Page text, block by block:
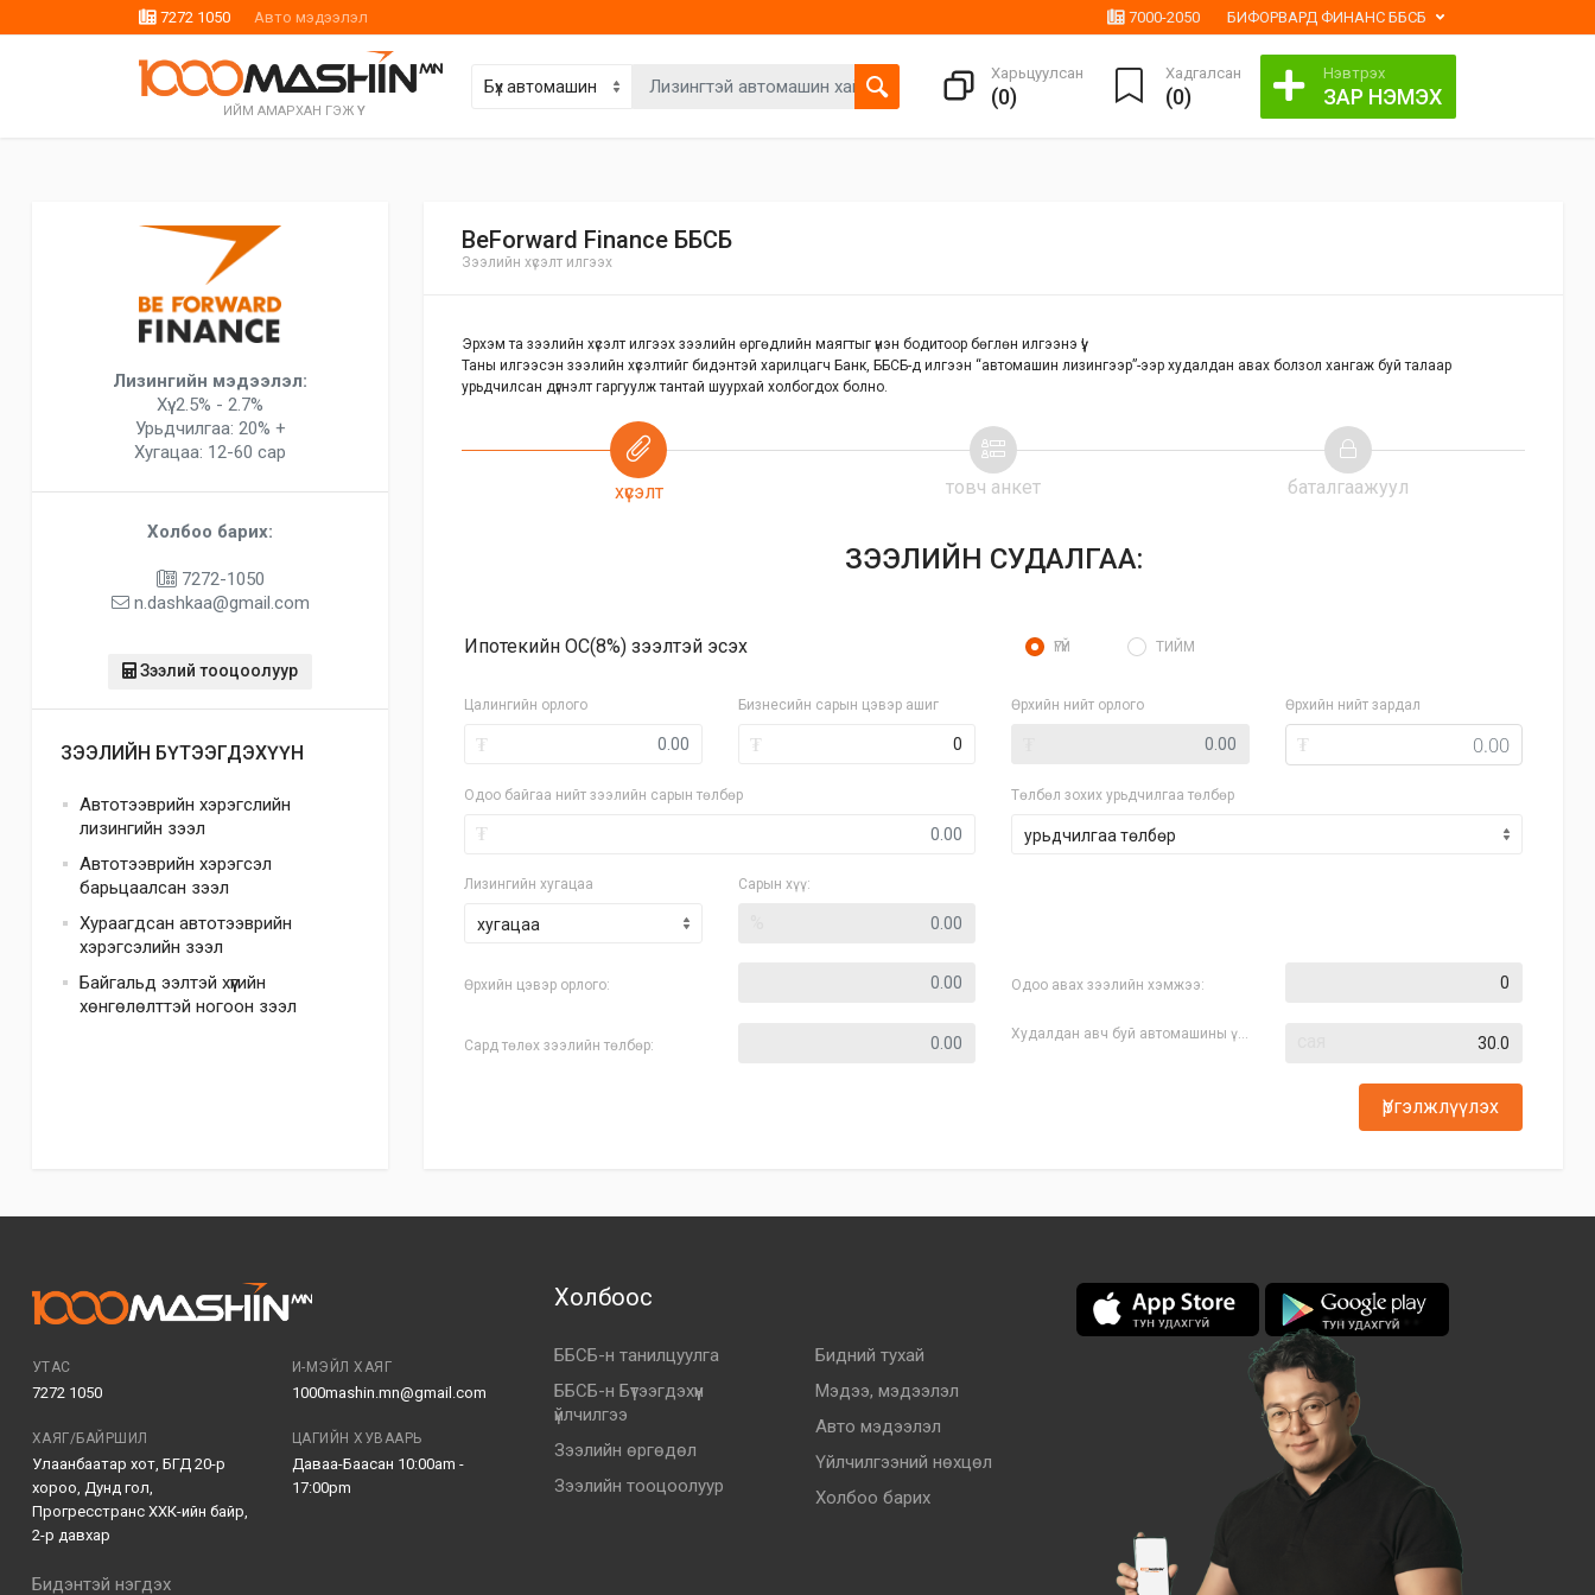
7272 1050 Авто мэдээлэл 7000-2050 БИФОРВАРД ФИНАНС ББСБ
ИЙМ АМАРХАН ГЭЖ ҮҮ
Харьцуулсан
(0)
Хадгалсан
(0)
Нэвтрэх
ЗАР НЭМЭХ
Лизингийн мэдээлэл:
Хүү: 2.5% - 2.7%
Урьдчилгаа: 20% +
Хугацаа: 12-60 сар
Холбоо барих:
7272-1050
n.dashkaa@gmail.com
Зээлий тооцоолуур
ЗЭЭЛИЙН БҮТЭЭГДЭХҮҮН
Автотээврийн хэрэгслийн
лизингийн зээл
Автотээврийн хэрэгсэл
барьцаалсан зээл
Хураагдсан автотээврийн
хэрэгсэлийн зээл
Байгальд ээлтэй хүүгийн
хөнгөлөлттэй ногоон зээл
BeForward Finance ББСБ
Зээлийн хүсэлт илгээх
Эрхэм та зээлийн хүсэлт илгээх зээлийн өргөдлийн маягтыг үнэн бодитоор бөглөн илгээнэ үү!
Таны илгээсэн зээлийн хүсэлтийг бидэнтэй харилцагч Банк, ББСБ-д илгээн “автомашин лизингээр”-ээр худалдан авах болзол хангаж буй талаар
урьдчилсан дүгнэлт гаргуулж тантай шуурхай холбогдох болно.
хүсэлт товч анкет баталгаажуул
ЗЭЭЛИЙН СУДАЛГАА:
Ипотекийн ОС(8%) зээлтэй эсэх ҮГҮЙ ТИЙМ
Цалингийн орлого
₮
Бизнесийн сарын цэвэр ашиг
₮
Өрхийн нийт орлого Өрхийн нийт зардал
₮
Одоо байгаа нийт зээлийн сарын төлбөр
₮
Төлбөл зохих урьдчилгаа төлбөр
Лизингийн хугацаа
хугацаа
Сарын хүү:
Өрхийн цэвэр орлого: Одоо авах зээлийн хэмжээ:
Сард төлөх зээлийн төлбөр:
Худалдан авч буй автомашины үнэ:
Үргэлжлүүлэх
УТАС
7272 1050
И-МЭЙЛ ХАЯГ
1000mashin.mn@gmail.com
ХАЯГ/БАЙРШИЛ
Улаанбаатар хот, БГД 20-р
хороо, Дунд гол,
Прогресстранс ХХК-ийн байр,
2-р давхар
ЦАГИЙН ХУВААРЬ
Даваа-Баасан 10:00am -
17:00pm
Бидэнтэй нэгдэх
Холбоос
ББСБ-н танилцуулга
ББСБ-н Бүтээгдэхүүн
үйлчилгээ
Зээлийн өргөдөл
Зээлийн тооцоолуур
Бидний тухай
Мэдээ, мэдээлэл
Авто мэдээлэл
Үйлчилгээний нөхцөл
Холбоо барих